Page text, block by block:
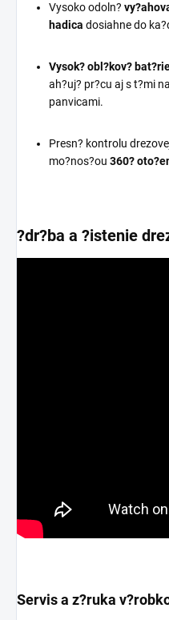
Vysoko odoln?
hadica dosiahne do
Vysok? obl?kov?
ah?uj? pr?cu aj s t?mi
panvicami.
Presn? kontrolu
mo?nos?ou 360?
?dr?ba a ?istenie
Servis a z?ruka